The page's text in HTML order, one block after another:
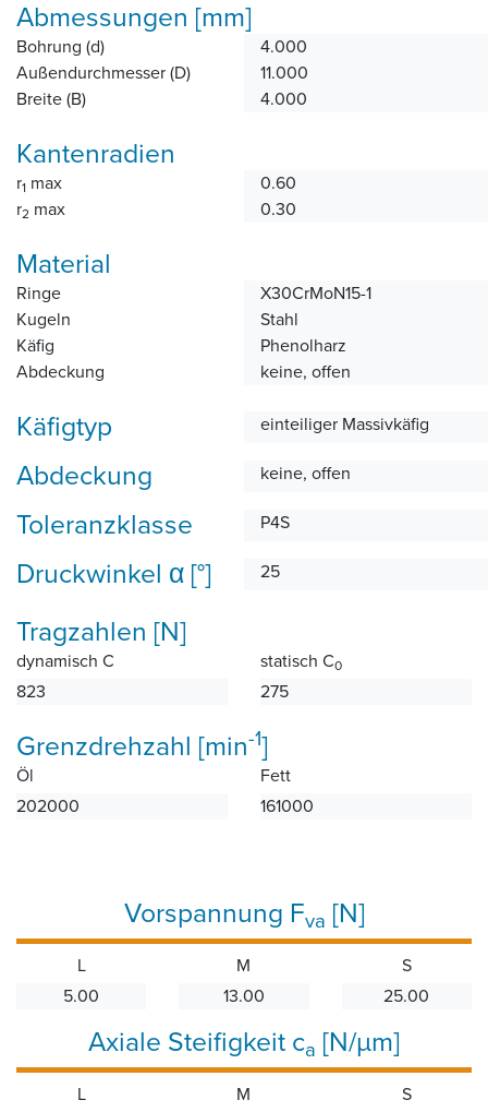
Abmessungen [mm]
Bohrung (d)
4.000
Außendurchmesser (D)
11.000
Breite (B)
4.000
Kantenradien
r1 max
0.60
r2 max 0.30
Material
Ringe
X30CrMoN15-1
Kugeln
Stahl
Käfig
Phenolharz
Abdeckung
keine, offen
Käfigtyp einteiliger Massivkäfig
Abdeckung keine, offen
Toleranzklasse P4S
Druckwinkel α [°] 25
Tragzahlen [N]
dynamisch C
823
statisch C0
275
Grenzdrehzahl [min-1]
Öl
202000
Fett
161000
Vorspannung Fva [N]
L
5.00
M
13.00
S
25.00
Axiale Steifigkeit ca [N/µm]
L
M
S